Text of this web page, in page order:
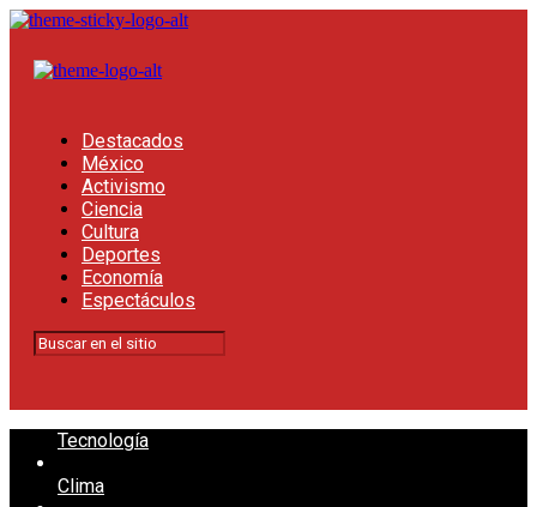
Destacados
México
Activismo
Ciencia
Cultura
Deportes
Economía
Espectáculos
Tecnología
Clima